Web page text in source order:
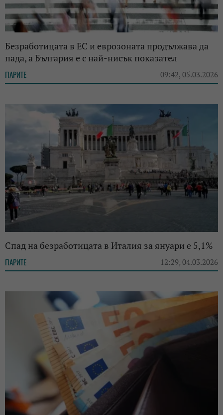
Безработицата в ЕС и еврозоната продължава да
пада, а България е с най-нисък показател
ПАРИТЕ 09:42, 05.03.2026
Спад на безработицата в Италия за януари е 5,1%
ПАРИТЕ 12:29, 04.03.2026